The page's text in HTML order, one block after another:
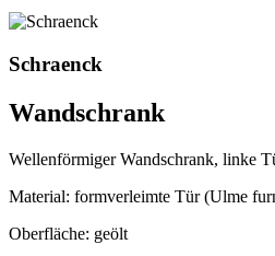
Schraenck
Wandschrank
Wellenförmiger Wandschrank, linke
Material: formverleimte Tür (Ulme
Oberfläche: geölt